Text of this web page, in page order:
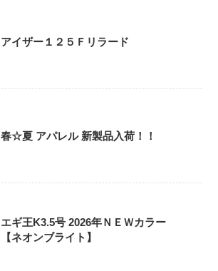
アイザー１２５Ｆリラード
春☆夏 アパレル 新製品入荷！！
エギ王K3.5号 2026年ＮＥＷカラー
【ネオンブライト】